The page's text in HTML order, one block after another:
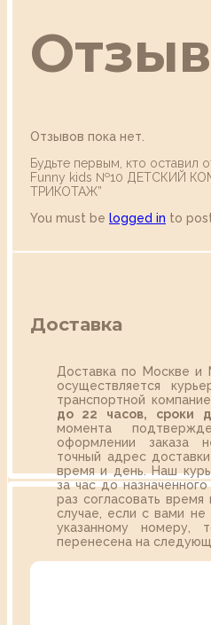
Отзывов пока нет.
Будьте первым, кто оставил
Funny kids №10 ДЕТСКИЙ
ТРИКОТАЖ”
You must be logged in to
Доставка
Доставка по Москве и
осуществляется
транспортной
до 22 часов,
сроки
момента
оформлении заказа
точный адрес
время и день. Наш
за час до
раз согласовать
случае, если с вами не
указанному номеру,
перенесена на